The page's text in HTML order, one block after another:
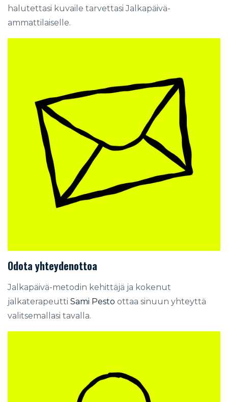
halutettasi kuvaile tarvettasi Jalkapäivä-
ammattilaiselle.
Odota yhteydenottoa
Jalkapäivä-metodin kehittäjä ja kokenut
jalkaterapeutti Sami Pesto ottaa sinuun yhteyttä
valitsemallasi tavalla.